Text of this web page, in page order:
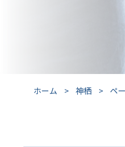
ホーム > 神栖 > ペ